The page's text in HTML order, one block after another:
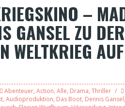
–
GANSEL ZU
WELTKRIEG
Abenteuer, Action, Alle, Drama, Thriller
, Audioproduktion, Das Boot, Dennis Gansel,